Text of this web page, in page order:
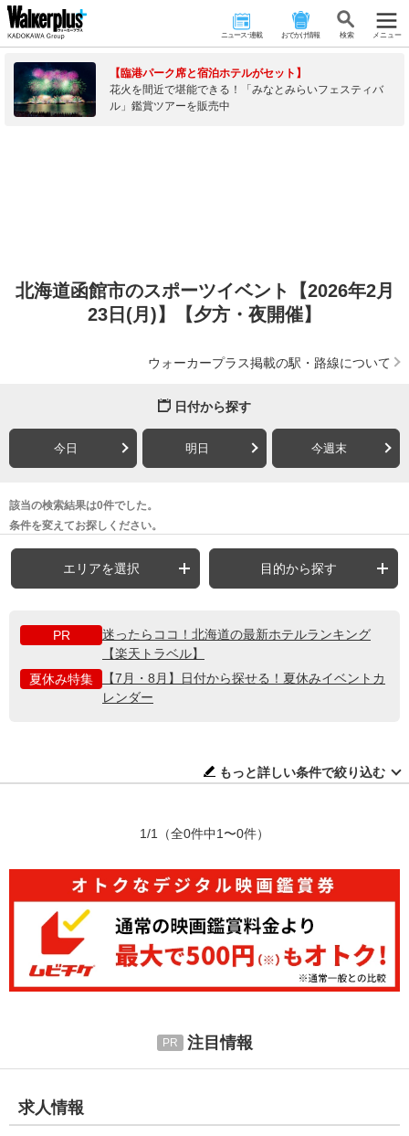
ニュース･連載 おでかけ情報 検 索 メニュー
【臨港パーク席と宿泊ホテルがセット】
花火を間近で堪能できる！「みなとみらいフェスティバ
ル」鑑賞ツアーを販売中
北海道函館市のスポーツイベント【2026年2月
23日(月)】【夕方・夜開催】
ウォーカープラス掲載の駅・路線について
日付から探す
今日 明日 今週末
該当の検索結果は0件でした。
条件を変えてお探しください。
エリアを選択 目的から探す
PR
迷ったらココ！北海道の最新ホテルランキング
【楽天トラベル】
夏休み特集
【7月・8月】日付から探せる！夏休みイベントカ
レンダー
もっと詳しい条件で絞り込む
1/1 （全0件中1〜0件）
注目情報
求人情報